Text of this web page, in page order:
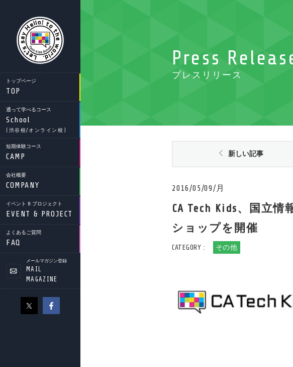
トップページ
TOP
通って学べるコース
School
(渋谷校/オンライン校)
短期体験コース
CAMP
会社概要
COMPANY
イベント & プロジェクト
EVENT & PROJECT
よくあるご質問
FAQ
メールマガジン登録
MAIL
MAGAZINE
Press
プレスリリース
新しい記事
2016/05/09/月
CA Tech Kids、国立
ショップを開催
CATEGORY : その他